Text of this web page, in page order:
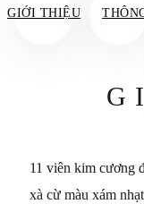
GIỚI THIỆU
11 viên kim cương
xà cừ màu xám nhạt